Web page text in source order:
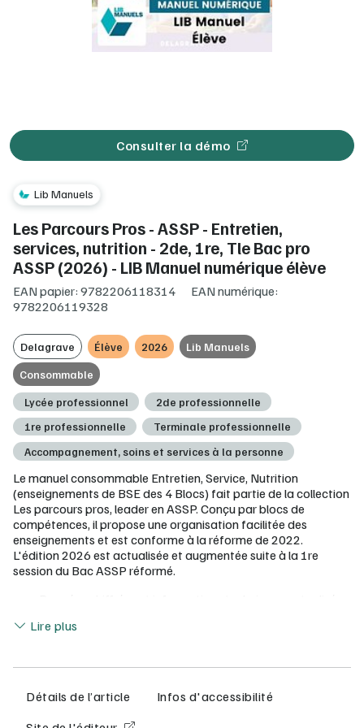
Consulter la démo
Lib Manuels
Les Parcours Pros - ASSP - Entretien,
services, nutrition - 2de, 1re, Tle Bac pro
ASSP (2026) - LIB Manuel numérique élève
EAN papier: 9782206118314
EAN numérique:
9782206119328
Delagrave Élève 2026
Lib Manuels
Consommable
Lycée professionnel
2de professionnelle
1re professionnelle
Terminale professionnelle
Accompagnement, soins et services à la personne
Le manuel consommable Entretien, Service, Nutrition
(enseignements de BSE des 4 Blocs) fait partie de la collection
Les parcours pros, leader en ASSP. Conçu par blocs de
compétences, il propose une organisation facilitée des
enseignements et est conforme à la réforme de 2022.
L'édition 2026 est actualisée et augmentée suite à la 1re
session du Bac ASSP réformé.
Des pistes de contextes professionnels et de situations à
Des pistes pédagogiques et des ressources proposées
pour faciliter la mise en place de la co-intervention avec le
français, les mathématiques et les sciences.
Lire plus
Détails de l’article
Infos d'accessibilité